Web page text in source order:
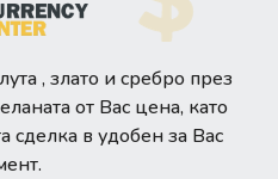
, злато и сребро през
от Вас цена, като
сделка в удобен за Вас